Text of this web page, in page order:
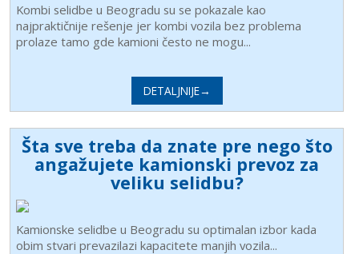
Kombi selidbe u Beogradu su se pokazale kao
najpraktičnije rešenje jer kombi vozila bez problema
prolaze tamo gde kamioni često ne mogu...
DETALJNIJE→
Šta sve treba da znate pre nego što
angažujete kamionski prevoz za
veliku selidbu?
Kamionske selidbe u Beogradu su optimalan izbor kada
obim stvari prevazilazi kapacitete manjih vozila...